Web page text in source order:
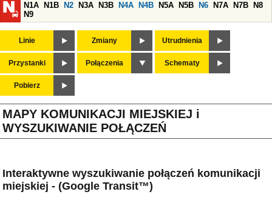
N1A
N1B N2 N3A N3B N4A N4B N5A N5B N6 N7A N7B
N8
N9
Linie Zmiany Utrudnienia
Przystanki Połączenia Schematy
Pobierz
MAPY KOMUNIKACJI MIEJSKIEJ i
WYSZUKIWANIE POŁĄCZEŃ
Interaktywne wyszukiwanie połączeń komunikacji
miejskiej - (Google Transit™)